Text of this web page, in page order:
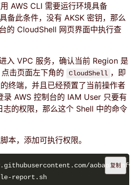
AWS CLI 需要运行环境具备
备此条件，没有 AKSK 密钥，那么
的 CloudShell 网页界面中执行查
入 VPC 服务，确认当前 Region 是
击页面左下角的
CloudShell ，即
终端，并且已经预置了当前操作者
录 AWS 控制台的 IAM User 只要有
的权限，那么这个 Shell 中的命令
本，添加可执行权限。
复制